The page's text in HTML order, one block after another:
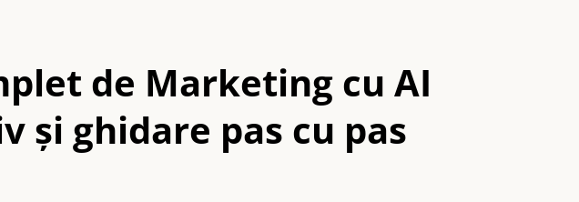
de Marketing cu AI
și ghidare pas cu pas